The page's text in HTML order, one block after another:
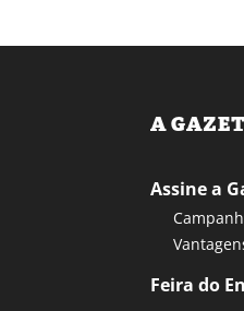
A
Assine a
Feira do